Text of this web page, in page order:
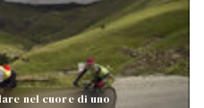
nel cuore di uno